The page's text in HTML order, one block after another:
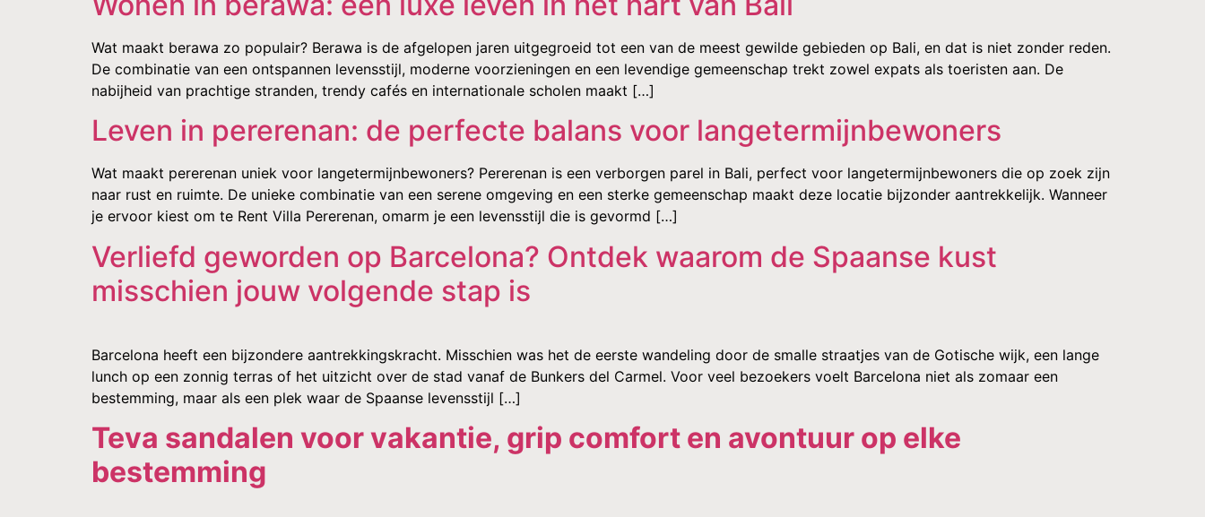
Wat maakt berawa zo populair? Berawa is de afgelopen jaren uitgegroeid tot een van de meest gewilde gebieden op Bali, en dat is niet zonder reden.
De combinatie van een ontspannen levensstijl, moderne voorzieningen en een levendige gemeenschap trekt zowel expats als toeristen aan. De
nabijheid van prachtige stranden, trendy cafés en internationale scholen maakt […]
Leven in pererenan: de perfecte balans voor langetermijnbewoners
Wat maakt pererenan uniek voor langetermijnbewoners? Pererenan is een verborgen parel in Bali, perfect voor langetermijnbewoners die op zoek zijn
naar rust en ruimte. De unieke combinatie van een serene omgeving en een sterke gemeenschap maakt deze locatie bijzonder aantrekkelijk. Wanneer
je ervoor kiest om te Rent Villa Pererenan, omarm je een levensstijl die is gevormd […]
Verliefd geworden op Barcelona? Ontdek waarom de Spaanse kust
misschien jouw volgende stap is
Barcelona heeft een bijzondere aantrekkingskracht. Misschien was het de eerste wandeling door de smalle straatjes van de Gotische wijk, een lange
lunch op een zonnig terras of het uitzicht over de stad vanaf de Bunkers del Carmel. Voor veel bezoekers voelt Barcelona niet als zomaar een
bestemming, maar als een plek waar de Spaanse levensstijl […]
Teva sandalen voor vakantie, grip comfort en avontuur op elke
bestemming